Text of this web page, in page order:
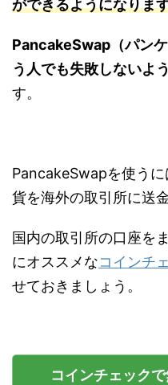
ができるようになりま
PancakeSwap（パン
う人でも失敗しないよ
す。
PancakeSwapを使う
貨を海外の取引所に送
国内の取引所の口座を
にオススメなコインチ
せておきましょう。
コインチェック